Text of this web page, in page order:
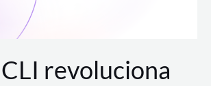
revoluciona